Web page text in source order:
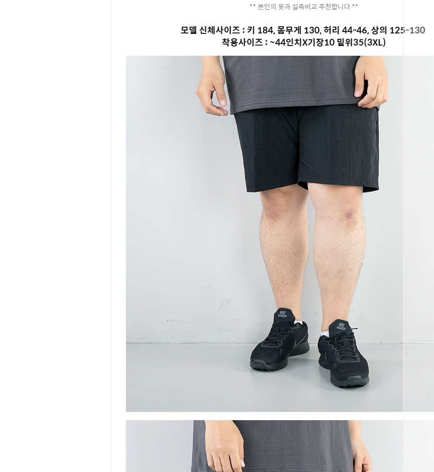
** 본인의 옷과 실측비교 추천합니다 **
모델 신체사이즈 : 키 184, 몸무게 130, 허리 44-46, 상의 125-130
착용사이즈 : ~44인치X기장10 밑위35(3XL)